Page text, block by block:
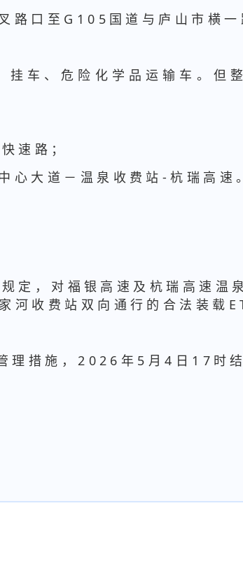
路口至G105国道与庐山市横
挂车、危险化学品运输车。
速路；
心大道－温泉收费站-杭瑞高速
定，对福银高速及杭瑞高速温
河收费站双向通行的合法装载
理措施，2026年5月4日17时